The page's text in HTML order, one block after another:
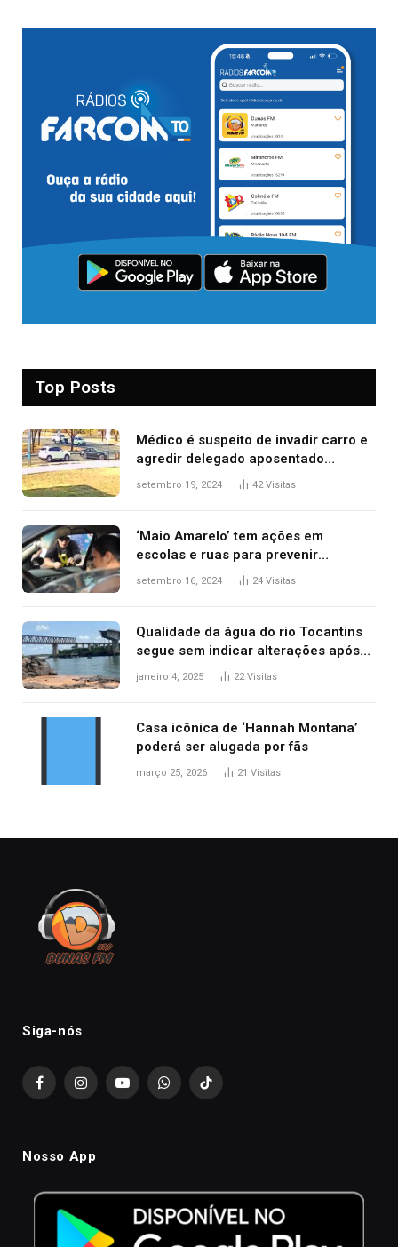
Top Posts
Médico é suspeito de invadir carro e
agredir delegado aposentado
durante confusão no trânsito
setembro 19, 2024 42Visitas
‘Maio Amarelo’ tem ações em
escolas e ruas para prevenir
acidentes no trânsito no AP
setembro 16, 2024 24 Visitas
Qualidade da água do rio Tocantins
segue sem indicar alterações após
desabamento da ponte entre MA e
janeiro 4, 2025 22Visitas
Casa icônica de ‘Hannah Montana’
poderá ser alugada por fãs
março 25, 2026 21 Visitas
Siga-nós
FacebookInstagramYouTubeWhatsAppTikTok
Nosso App